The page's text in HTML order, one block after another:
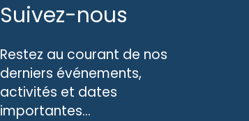
Suivez-nous
Restez au courant de nos
derniers événements,
activités et dates
importantes…